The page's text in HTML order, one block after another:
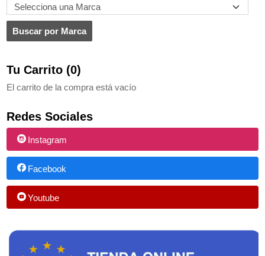
Tu Carrito (0)
El carrito de la compra está vacío
Redes Sociales
Instagram
Facebook
Youtube